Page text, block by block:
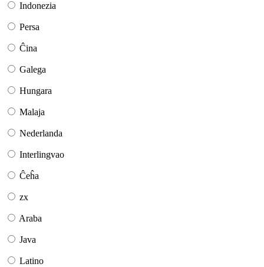
Indonezia
Persa
Ĉina
Galega
Hungara
Malaja
Nederlanda
Interlingvao
Ĉeĥa
zx
Araba
Java
Latino